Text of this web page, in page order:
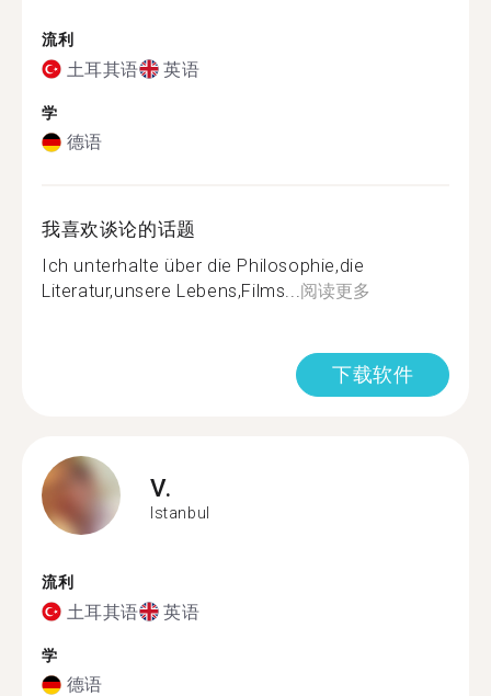
流利
土耳其语 英语
学
德语
我喜欢谈论的话题
Ich unterhalte über die Philosophie,die
Literatur,unsere Lebens,Films...阅读更多
下载软件
V.
Istanbul
流利
土耳其语 英语
学
德语